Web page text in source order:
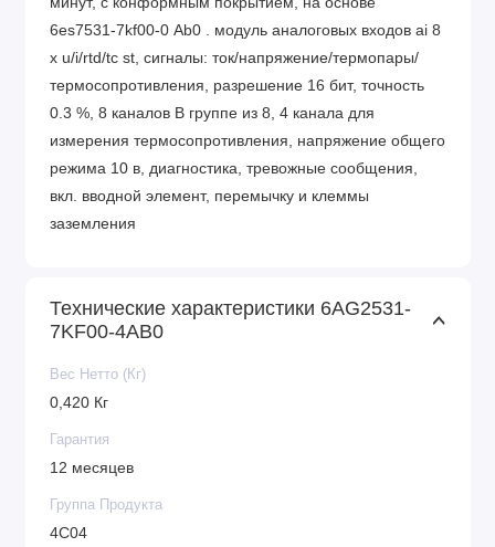
6es7531-7kf00-0 Аb0 . модуль аналоговых входов ai 8
x u/i/rtd/tc st, сигналы: ток/напряжение/термопары/
термосопротивления, разрешение 16 бит, точность
0.3 %, 8 каналов В группе из 8, 4 канала для
измерения термосопротивления, напряжение общего
режима 10 в, диагностика, тревожные сообщения,
вкл. вводной элемент, перемычку и клеммы
заземления
Технические характеристики 6AG2531-
7KF00-4AB0
Вес Нетто (Кг)
0,420 Кг
Гарантия
12 месяцев
Группа Продукта
4C04